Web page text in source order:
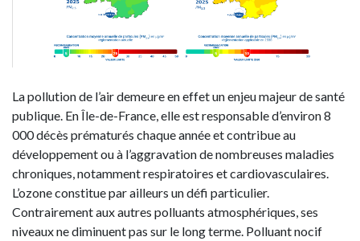
La pollution de l’air demeure en effet un enjeu majeur de santé
publique. En Île-de-France, elle est responsable d’environ 8
000 décès prématurés chaque année et contribue au
développement ou à l’aggravation de nombreuses maladies
chroniques, notamment respiratoires et cardiovasculaires.
L’ozone constitue par ailleurs un défi particulier.
Contrairement aux autres polluants atmosphériques, ses
niveaux ne diminuent pas sur le long terme. Polluant nocif